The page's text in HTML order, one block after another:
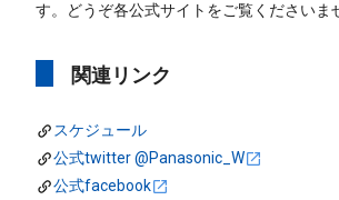
す。どうぞ各公式サイトをご覧くださいま
関連リンク
スケジュール
公式twitter @Panasonic_W
公式facebook